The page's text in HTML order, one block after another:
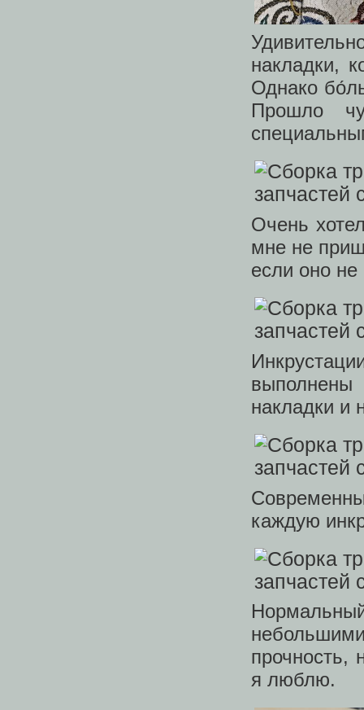
накладки,
Однако
Прошло
Очень
мне не
если оно не
накладки и
каждую
прочность,
я люблю.